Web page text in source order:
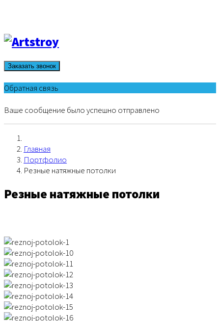
Заказать звонок
Обратная связь
Ваше сообщение было успешно отправлено
Главная
Портфолио
Резные натяжные потолки
Резные натяжные потолки